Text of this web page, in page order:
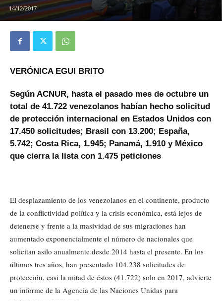
14/12/2017
VERÓNICA EGUI BRITO
Según ACNUR, hasta el pasado mes de octubre un
total de 41.722 venezolanos habían hecho solicitud
de protección internacional en Estados Unidos con
17.450 solicitudes; Brasil con 13.200; España,
5.742; Costa Rica, 1.945; Panamá, 1.910 y México
que cierra la lista con 1.475 peticiones
El desplazamiento de los venezolanos en el continente, producto
de la conflictividad política y la crisis económica, está lejos de
detenerse y frente a la masividad de sus migraciones han
aumentado exponencialmente el número de nacionales que
solicitan asilo anualmente desde 2014 hasta el presente. En los
últimos tres años, han presentado 104.238 solicitudes de
protección, casi la mitad de éstos (41.722) solo en 2017, advierte
un informe de la Agencia de las Naciones Unidas para